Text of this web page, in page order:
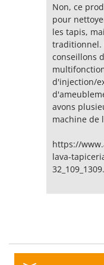
Non, ce
pour
les tapis,
traditionnel.
conseillons
d'injection/
avons
machine de
https://
lava-